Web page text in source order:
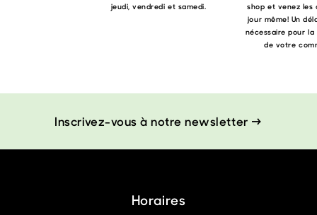
jeudi, vendredi et samedi.
shop et venez les
jour même! Un
nécessaire pour
de votre
Inscrivez-vous à notre newsletter →
Horaires